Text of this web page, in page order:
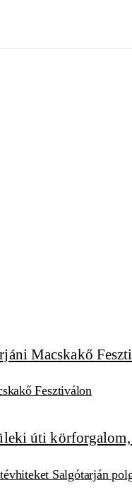
Fesztiválon
Salgótarján